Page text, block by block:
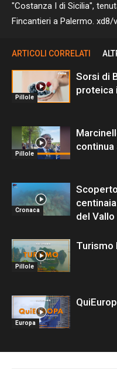
"Costanza I di Sicilia",
Fincantieri a Palermo.
ARTICOLI CORRELATI
Pillole
Sorsi di
proteica
Pillole
continua
Cronaca
del Vallo
Pillole
Turismo
Europa